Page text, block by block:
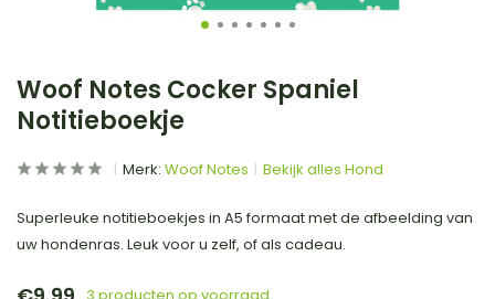
Woof Notes Cocker Spaniel
Notitieboekje
Merk: Woof Notes Bekijk alles Hond
Superleuke notitieboekjes in A5 formaat met de afbeelding van
uw hondenras. Leuk voor u zelf, of als cadeau.
3 producten op voorraad